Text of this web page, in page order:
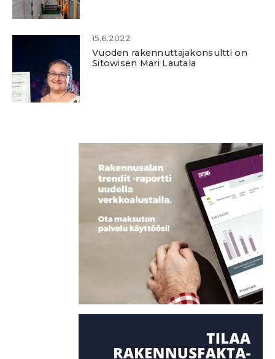
15.6.2022
Vuoden rakennuttajakonsultti on
Sitowisen Mari Lautala